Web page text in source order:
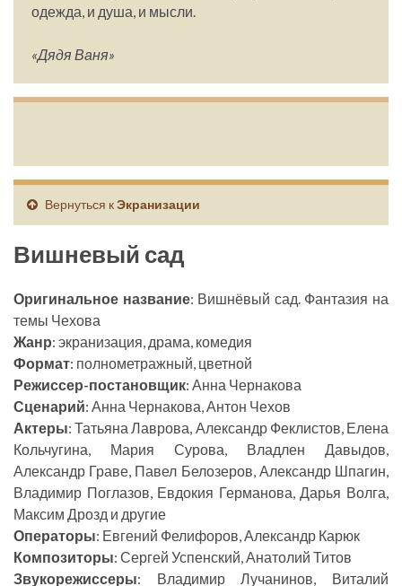
одежда, и душа, и мысли.
«Дядя Ваня»
Вернуться кЭкранизации
Вишневый сад
Оригинальное название: Вишнёвый сад. Фантазия на
темы Чехова
Жанр: экранизация, драма, комедия
Формат: полнометражный, цветной
Режиссер-постановщик: Анна Чернакова
Сценарий: Анна Чернакова, Антон Чехов
Актеры: Татьяна Лаврова, Александр Феклистов, Елена
Кольчугина, Мария Сурова, Владлен Давыдов,
Александр Граве, Павел Белозеров, Александр Шпагин,
Владимир Поглазов, Евдокия Германова, Дарья Волга,
Максим Дрозд и другие
Операторы: Евгений Фелифоров, Александр Карюк
Композиторы: Сергей Успенский, Анатолий Титов
Звукорежиссеры: Владимир Лучанинов, Виталий